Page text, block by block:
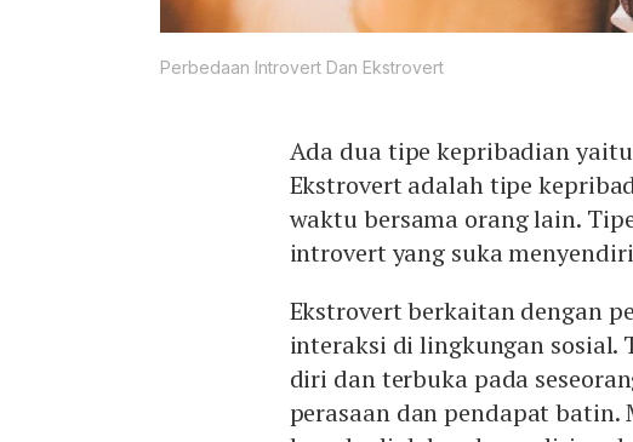
Perbedaan Introvert Dan Ekstrovert
Ada dua tipe kepribadian
Ekstrovert adalah tipe
waktu bersama orang lain.
introvert yang suka
Ekstrovert berkaitan dengan
interaksi di lingkungan sosial.
diri dan terbuka pada
perasaan dan pendapat batin.